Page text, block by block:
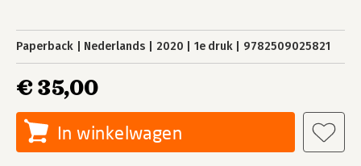
Paperback Nederlands 2020 1e druk 9782509025821
€ 35,00
In winkelwagen